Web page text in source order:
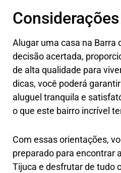
Alugar uma casa na Barra
decisão acertada,
de alta qualidade para
dicas, você poderá
aluguel tranquila e
o que este bairro incrível
Com essas orientações,
preparado para encontrar
Tijuca e desfrutar de tudo